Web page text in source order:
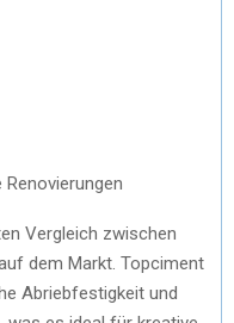
Vergleich zwischen
dem Markt. Topciment
Abriebfestigkeit und